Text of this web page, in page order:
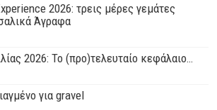
2026: τρεις μέρες γεμάτες
Άγραφα
2026: Το (προ)τελευταίο κεφάλαιο…
για gravel